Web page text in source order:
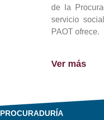
de la
servicio
PAOT ofrece.
Ver más
PROCURADURÍA